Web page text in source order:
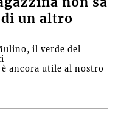
di un altro
il verde del
ancora utile al nostro